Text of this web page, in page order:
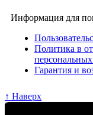
Информация для
Политика в
Гарантия и
↑ Наверх